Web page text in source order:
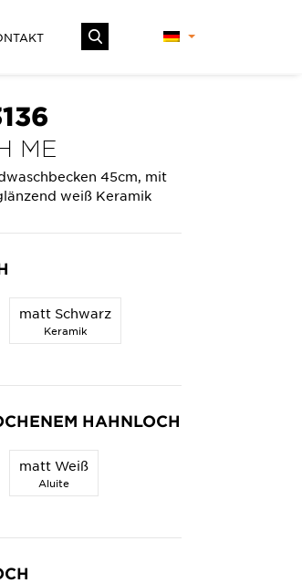
ME
45cm, mit
weiß Keramik
matt Schwarz
Keramik
HAHNLOCH
matt Weiß
Aluite